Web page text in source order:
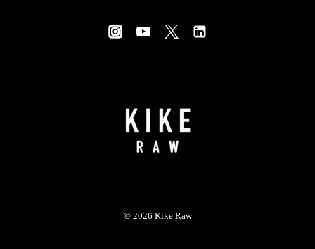
© 2026 Kike Raw